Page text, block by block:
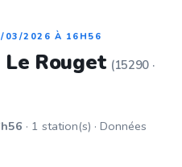
03/2026 À 16H56
Rouget (15290 ·
· 1 station(s) · Données